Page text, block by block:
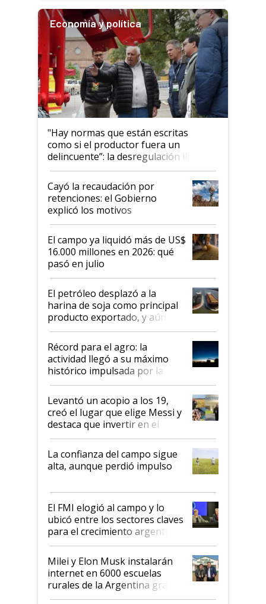
Economía y política
"Hay normas que están escritas
como si el productor fuera un
delincuente”: la desregulación llegó
al Congreso Aapresid y hasta se
habló del financiamiento al IPCVA
Cayó la recaudación por
retenciones: el Gobierno
explicó los motivos
El campo ya liquidó más de US$
16.000 millones en 2026: qué
pasó en julio
El petróleo desplazó a la
harina de soja como principal
producto exportado, y aún así
el agro aportó casi seis de cada
diez dólares y sostuvo el
liderazgo en un semestre
récord
Récord para el agro: la
actividad llegó a su máximo
histórico impulsada por la
cosecha y las exportaciones
Levantó un acopio a los 19,
creó el lugar que elige Messi y
destaca que invertir en el
kirchnerismo era como "darle
plata a un hijo para droga":
Juan Félix Rossetti, el libertario
que de una dura crisis salió
de Milei
La confianza del campo sigue
alta, aunque perdió impulso
El FMI elogió al campo y lo
ubicó entre los sectores claves
para el crecimiento argentino
Milei y Elon Musk instalarán
internet en 6000 escuelas
rurales de la Argentina gracias
a un acuerdo con Starlink